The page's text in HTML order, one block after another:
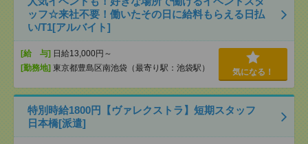
ッフ☆来社不要！働いたその日に給料もらえる日払
い/T1[アルバイト]
[給 与] 日給13,000円～
[勤務地] 東京都豊島区南池袋（最寄り駅：池袋駅） 気になる！
特別時給1800円【ヴァレクストラ】短期スタッフ
日本橋[派遣]